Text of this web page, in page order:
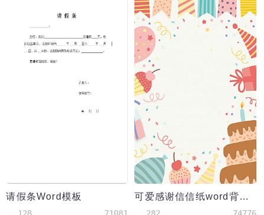
请假条Word模板
128 71081
可爱感谢信信纸word背景模板
282 74776